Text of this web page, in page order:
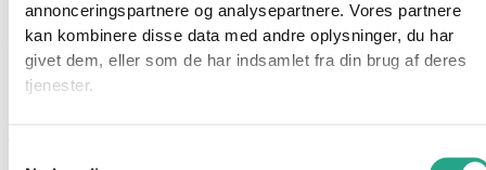
annonceringspartnere og analysepartnere. Vores partnere
kan kombinere disse data med andre oplysninger, du har
givet dem, eller som de har indsamlet fra din brug af deres
tjenester.
Der er fire figurer at samle på  Dragon, Unicorn, Tiki-Volcano
eller Yeti. Hvilken mon gemmer sig i din bøtte?
Hver beholder indeholder unikt farvet sand, en sjov form og